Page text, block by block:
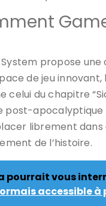
propose
de jeu
celui du chapitre
post-apocalyptique
librement dans
de l’histoire.
pourrait vous
accessible à